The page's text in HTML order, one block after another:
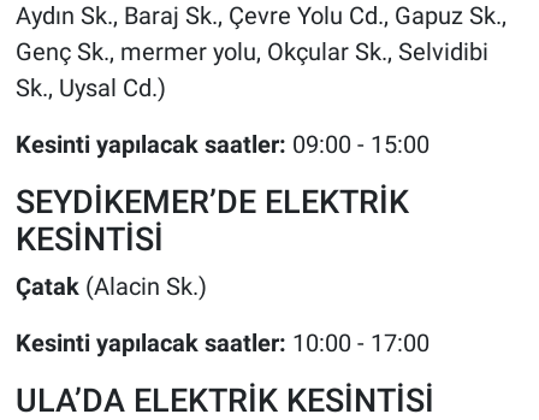
Aydın Sk., Baraj Sk., Çevre Yolu Cd., Gapuz Sk.,
Genç Sk., mermer yolu, Okçular Sk., Selvidibi
Sk., Uysal Cd.)
Kesinti yapılacak saatler: 09:00 - 15:00
SEYDİKEMER’DE ELEKTRİK
KESİNTİSİ
Çatak(Alacin Sk.)
Kesinti yapılacak saatler: 10:00 - 17:00
ULA’DA ELEKTRİK KESİNTİSİ